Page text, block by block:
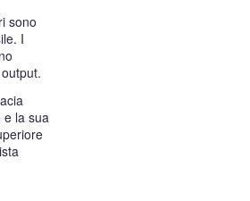
sono
I
e la sua